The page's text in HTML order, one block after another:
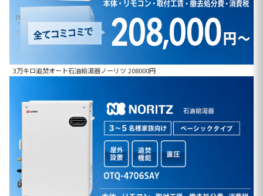
3万キロ追焚オート石油給湯器ノーリツ 208000円